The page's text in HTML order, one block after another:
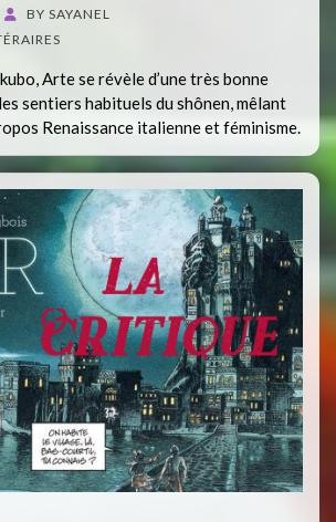
BY SAYANEL
Arte se révèle d’une très bonne
sentiers habituels du shônen, mêlant
Renaissance italienne et féminisme.